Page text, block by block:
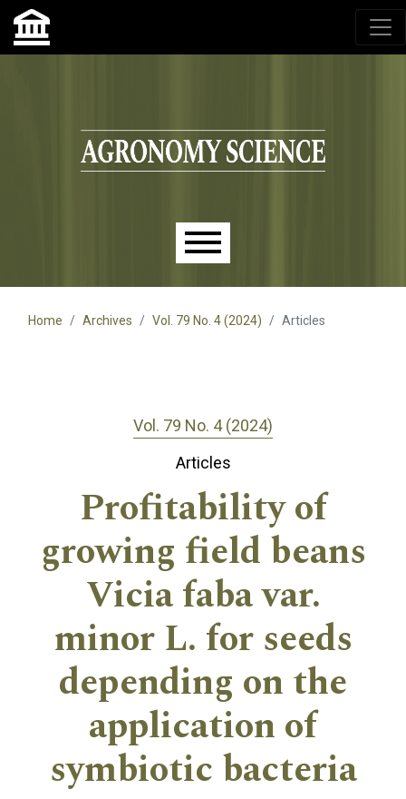
Agronomy Science, przyrodniczy lublin, czasopisma up,
czasopisma uniwersytet przyrodniczy lublin
Skip to main navigation menu
Skip to main content
Skip to site footer
Main menu
Home Archives Vol. 79 No. 4 (2024) Articles
Vol. 79 No. 4 (2024)
Articles
Profitability of
growing field beans
Vicia faba var.
minor L. for seeds
depending on the
application of
symbiotic bacteria